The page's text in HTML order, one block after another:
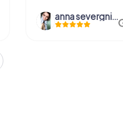
anna severgnini